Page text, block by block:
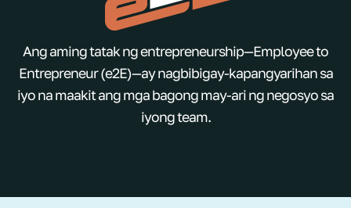
Ang aming tatak ng entrepreneurship—Employee to
Entrepreneur (e2E)—ay nagbibigay-kapangyarihan sa
iyo na maakit ang mga bagong may-ari ng negosyo sa
iyong team.